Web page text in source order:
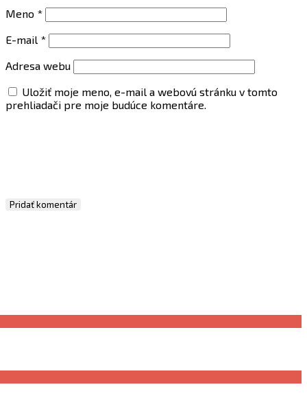
Meno *
E-mail *
Adresa webu
Uložiť moje meno, e-mail a webovú stránku v tomto
prehliadači pre moje budúce komentáre.